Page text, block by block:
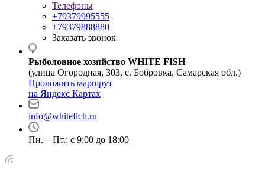
Телефоны
+79379995555
+79379888880
Заказать звонок
Рыболовное хозяйство WHITE FISH
(улица Огородная, 303, с. Бобровка, Самарская обл.)
Проложить маршрут
на Яндекс Картах
info@whitefich.ru
Пн. – Пт.: с 9:00 до 18:00